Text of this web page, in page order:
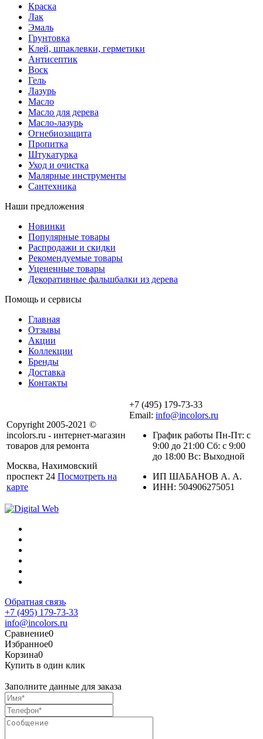
Краска
Лак
Эмаль
Грунтовка
Клей, шпаклевки, герметики
Антисептик
Воск
Гель
Лазурь
Масло
Масло для дерева
Масло-лазурь
Огнебиозащита
Пропитка
Штукатурка
Уход и очистка
Малярные инструменты
Сантехника
Наши предложения
Новинки
Популярные товары
Распродажи и скидки
Рекомендуемые товары
Уцененные товары
Декоративные фальшбалки из дерева
Помощь и сервисы
Главная
Отзывы
Акции
Коллекции
Бренды
Доставка
Контакты
Copyright 2005-2021 ©
incolors.ru - интернет-магазин
товаров для ремонта
Москва, Нахимовский
проспект 24 Посмотреть на
карте
+7 (495) 179-73-33
Email: info@incolors.ru
График работы Пн-Пт: с
9:00 до 21:00 Сб: с 9:00
до 18:00 Вс: Выходной
ИП ШАБАНОВ А. А.
ИНН: 504906275051
Обратная связь
+7 (495) 179-73-33
info@incolors.ru
Сравнение0
Избранное0
Корзина0
Купить в один клик
Заполните данные для заказа